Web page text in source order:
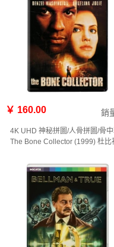
￥ 160.00 銷
4K UHD 神秘拼圖/人骨拼圖/骨
The Bone Collector (1999) 杜比